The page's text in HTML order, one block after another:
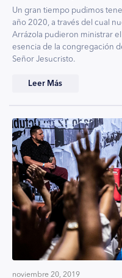
Un gran tiempo pudimos
año 2020, a través del cual
Arrázola pudieron ministrar
esencia de la congregación
Señor Jesucristo.
Leer Más
noviembre 20, 2019